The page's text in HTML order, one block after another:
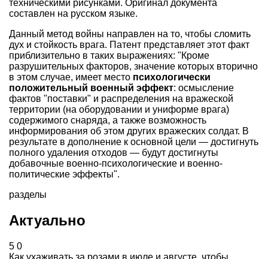
техническими рисунками. Оригинал документа
составлен на русском языке.
Данный метод войны направлен на то, чтобы сломить
дух и стойкость врага. Патент представляет этот факт
приблизительно в таких выражениях: "Кроме
разрушительных факторов, значение которых вторично
в этом случае, имеет место психологически
положительный военный эффект: осмысление
фактов "поставки" и распределения на вражеской
территории (на оборудовании и униформе врага)
содержимого снаряда, а также возможность
информирования об этом других вражеских солдат. В
результате в дополнение к основной цели — достигнуть
полного удаления отходов — будут достигнуты
добавочные военно-психологические и военно-
политические эффекты".
разделы
Актуально
5 0
Как ухаживать за розами в июле и августе, чтобы